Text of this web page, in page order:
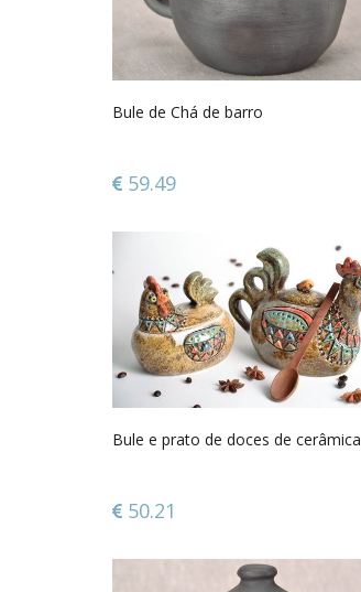
Bule de Chá de barro
59.49
Bule e prato de doces de cerâmica
50.21